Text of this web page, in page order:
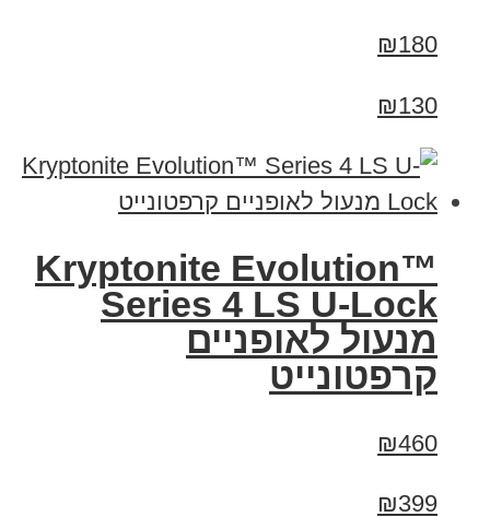
₪180
₪130
Kryptonite Evolution™
Series 4 LS U-Lock
מנעול לאופניים
קרפטונייט
₪460
₪399